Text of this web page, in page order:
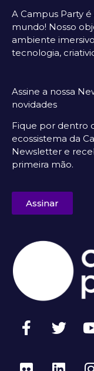
A Campus Party
mundo! Nosso
ambiente
tecnologia,
Assine a nossa
novidades
Fique por dentro
ecossistema da
Newsletter e
primeira mão.
Assinar